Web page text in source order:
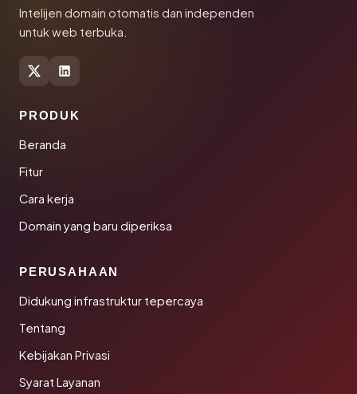
Intelijen domain otomatis dan independen
untuk web terbuka.
PRODUK
Beranda
Fitur
Cara kerja
Domain yang baru diperiksa
PERUSAHAAN
Didukung infrastruktur tepercaya
Tentang
Kebijakan Privasi
Syarat Layanan